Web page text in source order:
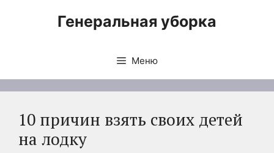
Генеральная уборка
Меню
10 причин взять своих детей
на лодку